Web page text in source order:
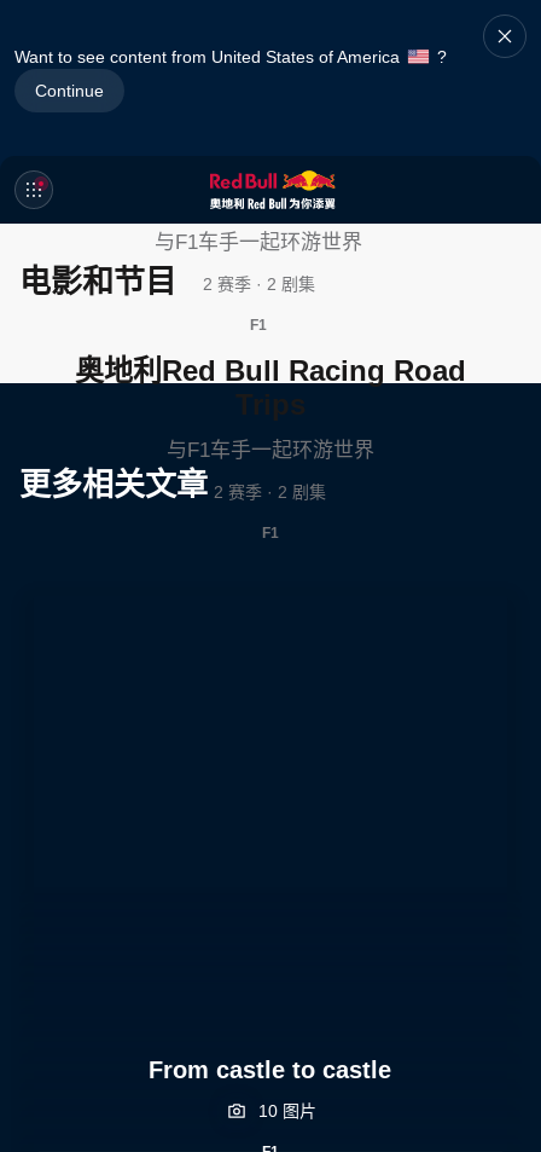
Want to see content from United States of America
?
Continue
电影和节目
奥地利Red Bull Racing Road
Trips
与F1车手一起环游世界
2 赛季 · 2 剧集
F1
更多相关文章
奥地利Red Bull Racing Road
Trips
与F1车手一起环游世界
2 赛季 · 2 剧集
F1
From castle to castle
10 图片